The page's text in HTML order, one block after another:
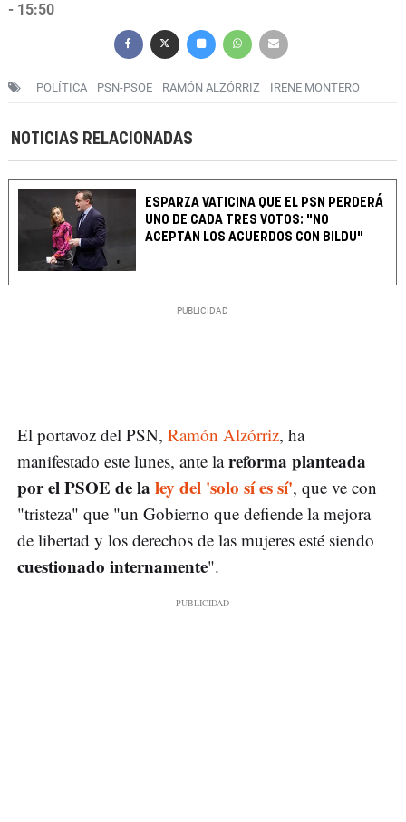
- 15:50
POLÍTICA PSN-PSOE RAMÓN ALZÓRRIZ IRENE MONTERO
NOTICIAS RELACIONADAS
ESPARZA VATICINA QUE EL PSN PERDERÁ
UNO DE CADA TRES VOTOS: "NO
ACEPTAN LOS ACUERDOS CON BILDU"
El portavoz del PSN, Ramón Alzórriz, ha
manifestado este lunes, ante lareforma planteada
por el PSOE de la ley del 'solo sí es sí', que ve con
"tristeza" que "un Gobierno que defiende la mejora
de libertad y los derechos de las mujeres esté siendo
cuestionado internamente".